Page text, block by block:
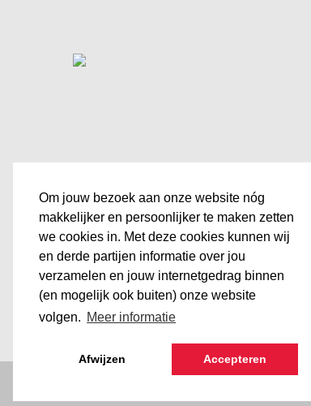
Om jouw bezoek aan onze website nóg
makkelijker en persoonlijker te maken zetten
we cookies in. Met deze cookies kunnen wij
en derde partijen informatie over jou
verzamelen en jouw internetgedrag binnen
(en mogelijk ook buiten) onze website
volgen. Meer informatie
Afwijzen Accepteren
© 2026 phbm.nl. Met ❤ gemaakt in